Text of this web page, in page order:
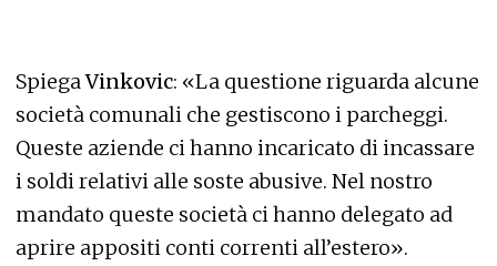
SpiegaVinkovic: «La questione riguarda alcune
società comunali che gestiscono i parcheggi.
Queste aziende ci hanno incaricato di incassare
i soldi relativi alle soste abusive. Nel nostro
mandato queste società ci hanno delegato ad
aprire appositi conti correnti all’estero».